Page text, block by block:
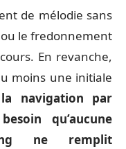
de mélodie sans
le fredonnement
En revanche,
moins une initiale
la navigation par
qu’aucune
ne remplit